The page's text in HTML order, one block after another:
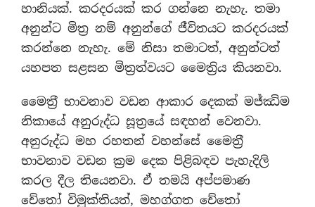
හානියක්. කරදරයක් කර ගන්නෙ නැහැ. තමා
අනුන්ට මිත‍්‍ර නම් අනුන්ගේ ජීවිතයට කරදරයක්
කරන්නෙ නැහැ. මේ නිසා තමාටත්, අනුන්ටත්
යහපත සළසන මිත‍්‍රත්වයට මෛත‍්‍රිය කියනවා.
මෛත‍්‍රී භාවනාව වඩන ආකාර දෙකක් මජ්ඣිම
නිකායේ අනුරුද්ධ සූත‍්‍රයේ සඳහන් වෙනවා.
අනුරුද්ධ මහ රහතන් වහන්සේ මෛත‍්‍රී
භාවනාව වඩන ක‍්‍රම දෙක පිළිබඳව පැහැදිලි
කරල දීල තියෙනවා. ඒ තමයි අප්පමාණ
චේතෝ විමුක්තියත්, මහග්ගත චේතෝ